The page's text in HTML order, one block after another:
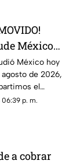
México
de 2026
magnitud?
México hoy
de 2026,
el
Servicio
p. m.
a cobrar